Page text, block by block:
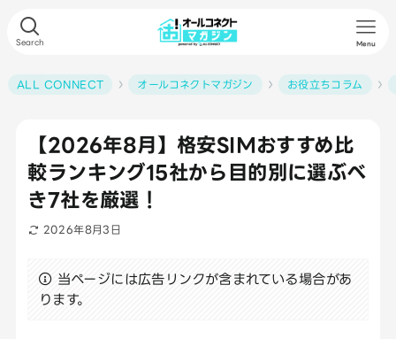
Search Menu
ALL CONNECT オールコネクトマガジン お役立ちコラム
【2026年8月】格安SIMおすすめ比
較ランキング15社から目的別に選ぶべ
き7社を厳選！
2026年8月3日
当ページには広告リンクが含まれている場合があ
ります。